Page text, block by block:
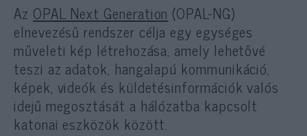
Az OPAL Next Generation (OPAL-NG)
elnevezésű rendszer célja egy egységes
műveleti kép létrehozása, amely lehetővé
teszi az adatok, hangalapú kommunikáció,
képek, videók és küldetésinformációk valós
idejű megosztását a hálózatba kapcsolt
katonai eszközök között.